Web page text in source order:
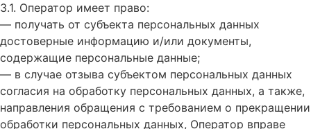
3.1. Оператор имеет право:
— получать от субъекта персональных данных
достоверные информацию и/или документы,
содержащие персональные данные;
— в случае отзыва субъектом персональных данных
согласия на обработку персональных данных, а также,
направления обращения с требованием о прекращении
обработки персональных данных, Оператор вправе